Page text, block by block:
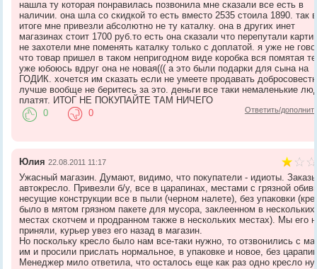
нашла ту которая понравилась позвонила мне сказали все есть в
наличии. она шла со скидкой то есть вместо 2535 стоила 1890. так в
итоге мне привезли абсолютно не ту каталку. она в других инет
магазинах стоит 1700 руб.то есть она сказали что перепутали
не захотели мне поменять каталку только с доплатой. я уже не
что товар пришел в таком непригодном виде коробка вся помятая
уже юбоюсь вдруг она не новая((( а это были подарки для сына на
ГОДИК. хочется им сказать если не умеете продавать
лучше вообще не беритесь за это. деньги все таки немаленькие
платят. ИТОГ НЕ ПОКУПАЙТЕ ТАМ НИЧЕГО
Ответить/
0 0
Юлия 22.08.2011 11:17
Ужасный магазин. Думают, видимо, что покупатели - идиоты.
автокресло. Привезли б/у, все в царапинах, местами с грязной
несущие конструкции все в пыли (черном налете), без упаковки
было в мятом грязном пакете для мусора, заклеенном в нескольких
местах скотчем и продранном также в нескольких местах). Мы его
приняли, курьер увез его назад в магазин.
Но поскольку кресло было нам все-таки нужно, то отзвонились с
им и просили прислать нормальное, в упаковке и новое, без
Менеджер мило ответила, что осталось еще как раз одно кресло